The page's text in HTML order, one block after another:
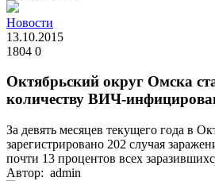
Новости
13.10.2015
1804 0
Октябрьский округ Омска
количеству ВИЧ-
За девять месяцев текущего года в
зарегистрировано 202 случая
почти 13 процентов всех
Автор: admin